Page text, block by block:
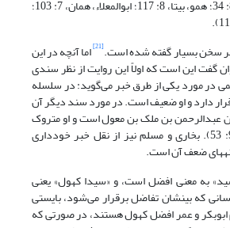
کردند (مناوی، 1408، 8: 34؛ همو، بی‏تا، 8: 117؛ ابوالمعلاء، همان، 7: 103؛
سخن بسیار گفته شده است.[21] اما آنچه در این
گفت این است که اولاً این روایت از نظر سندی
در مورد یکی از طرق خبر می‌گوید: در سلسله
دارد و او ضعیف است. در مورد سند دیگر آن
بن ملک بن معول است و او متروک
است (هیثمی، همان، 9: 53). بخاری و مسلم نیز از نقل خبر خودداری
ضعف آن است.
به معنی افضل است، و «سیدا کهول» یعنی
که بینشان تفاضل برقرار می‌شود، بایستی
ابوبکر و عمر افضل کهول هستند، در صورتی که